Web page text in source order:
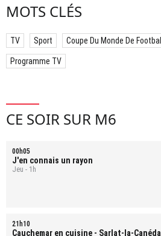
MOTS CLÉS
TV Sport Coupe Du Monde De Football
Programme TV
CE SOIR SUR M6
00h05
J'en connais un rayon
Jeu - 1h
21h10
Cauchemar en cuisine - Sarlat-la-Canéda